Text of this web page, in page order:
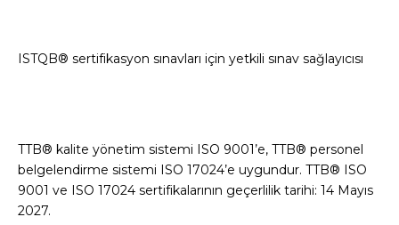
ISTQB® sertifikasyon sınavları için yetkili sınav sağlayıcısı
TTB® kalite yönetim sistemi ISO 9001’e, TTB® personel
belgelendirme sistemi ISO 17024’e uygundur. TTB® ISO
9001 ve ISO 17024 sertifikalarının geçerlilik tarihi: 14 Mayıs
2027.